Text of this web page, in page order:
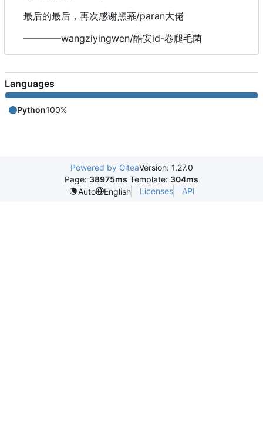
最后的最后，再次感谢黑幕/paran大佬
————wangziyingwen/酷安id-卷腿毛菌
Languages
Python100%
Powered by GiteaVersion: 1.27.0
Page: 38975ms Template: 304ms
Auto
English Licenses API